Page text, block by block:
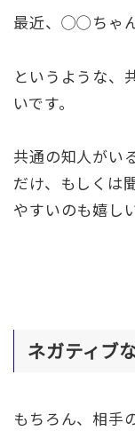
最近、◯◯ちゃ
というような、
いです。
共通の知人がい
だけ、もしくは
やすいのも嬉し
ネガティブ
もちろん、相手